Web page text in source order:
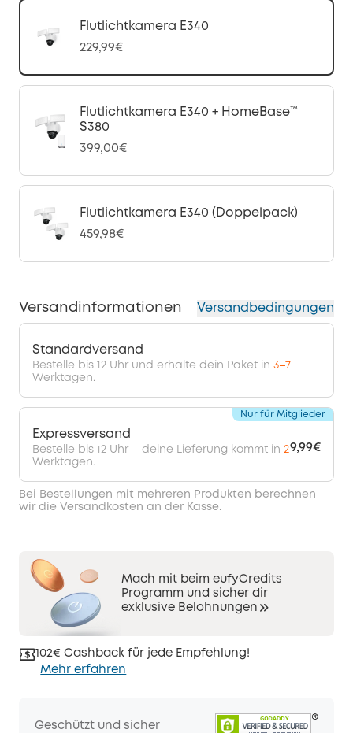
Flutlichtkamera E340
229,99€
Flutlichtkamera E340 + HomeBase™
S380
399,00€
Flutlichtkamera E340 (Doppelpack)
459,98€
Versandinformationen Versandbedingungen
Standardversand
Bestelle bis 12 Uhr und erhalte dein Paket in 3–7
Werktagen.
Expressversand
Bestelle bis 12 Uhr – deine Lieferung kommt in 2
Werktagen.
9,99€
Nur für Mitglieder
Bei Bestellungen mit mehreren Produkten berechnen
wir die Versandkosten an der Kasse.
Mach mit beim eufyCredits
Programm und sicher dir
exklusive Belohnungen
102€ Cashback für jede Empfehlung!
Mehr erfahren
Geschützt und sicher